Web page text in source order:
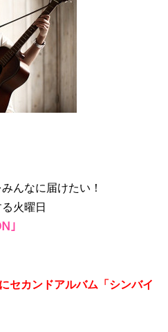
んなに届けたい！
火曜日
｣
セカンドアルバム「シンバイ